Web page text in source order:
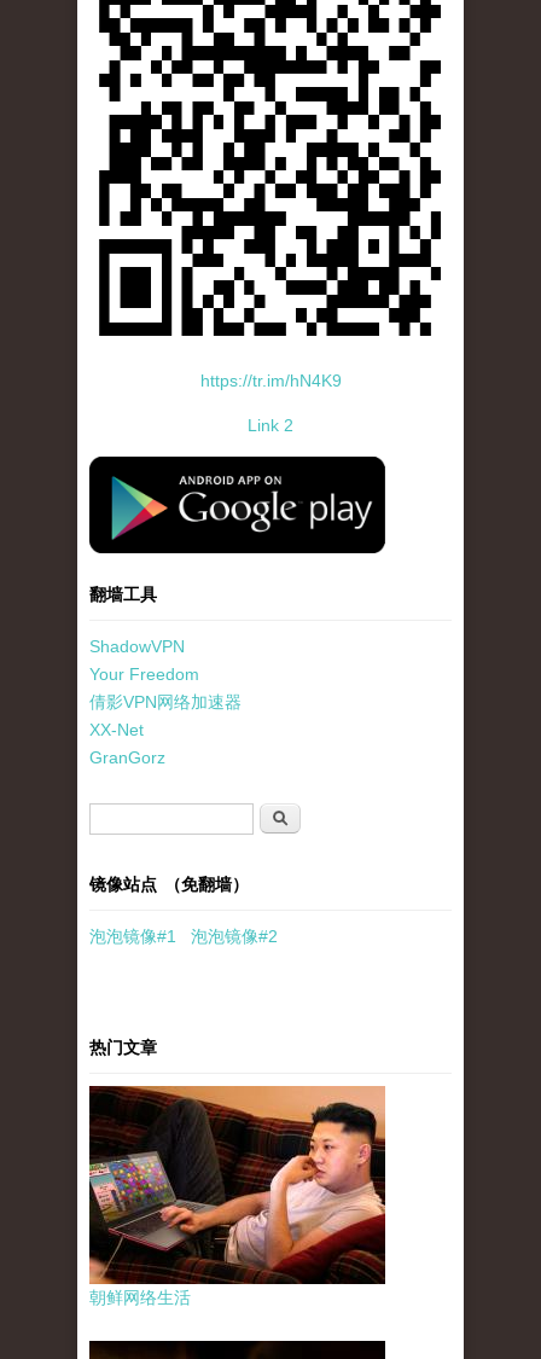
https://tr.im/hN4K9
Link 2
standard-icon-googleplay-app-store.png
翻墙工具
ShadowVPN
Your Freedom
倩影VPN网络加速器
XX-Net
GranGorz
搜索
镜像站点 （免翻墙）
泡泡镜像#1 泡泡镜像#2
热门文章
朝鲜网络生活